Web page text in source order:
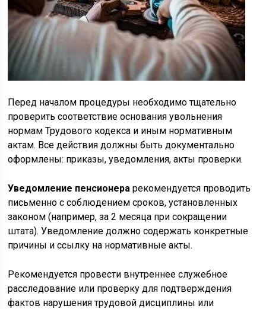
Перед началом процедуры необходимо тщательно
проверить соответствие основания увольнения
нормам Трудового кодекса и иным нормативным
актам. Все действия должны быть документально
оформлены: приказы, уведомления, акты проверки.
Уведомление пенсионера рекомендуется проводить
письменно с соблюдением сроков, установленных
законом (например, за 2 месяца при сокращении
штата). Уведомление должно содержать конкретные
причины и ссылку на нормативные акты.
Рекомендуется провести внутреннее служебное
расследование или проверку для подтверждения
фактов нарушения трудовой дисциплины или